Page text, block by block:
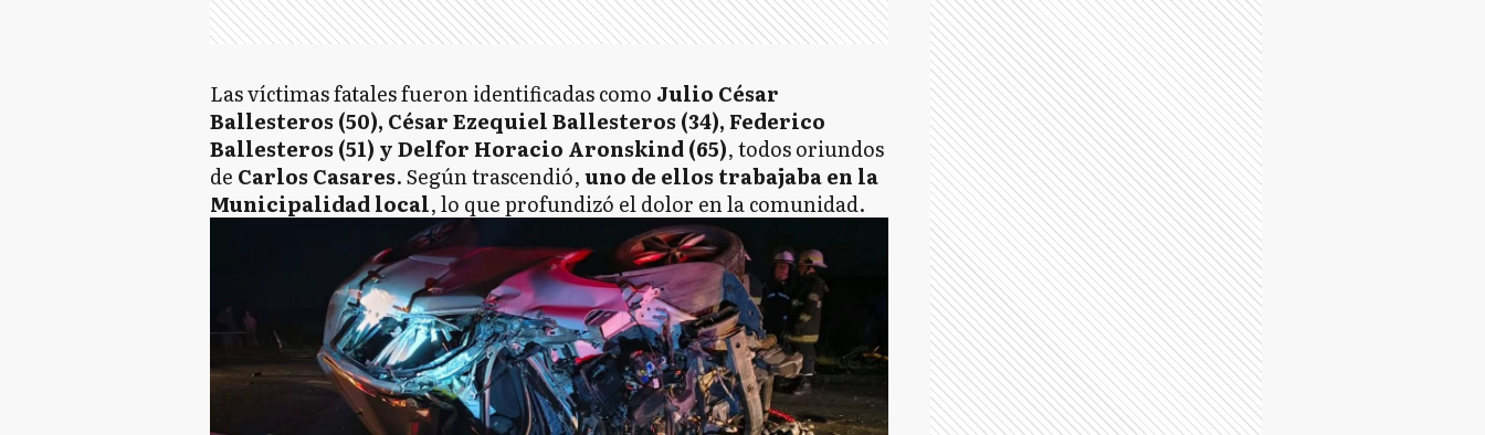
Las víctimas fatales fueron identificadas como Julio César
Ballesteros (50), César Ezequiel Ballesteros (34), Federico
Ballesteros (51) y Delfor Horacio Aronskind (65), todos oriundos
de Carlos Casares. Según trascendió,uno de ellos trabajaba en la
Municipalidad local, lo que profundizó el dolor en la comunidad.